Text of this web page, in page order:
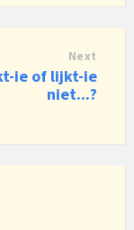
Next
ie of lijkt-ie
niet...?